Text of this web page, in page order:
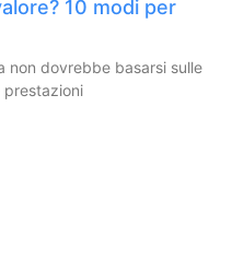
10 modi per
non dovrebbe basarsi sulle
prestazioni